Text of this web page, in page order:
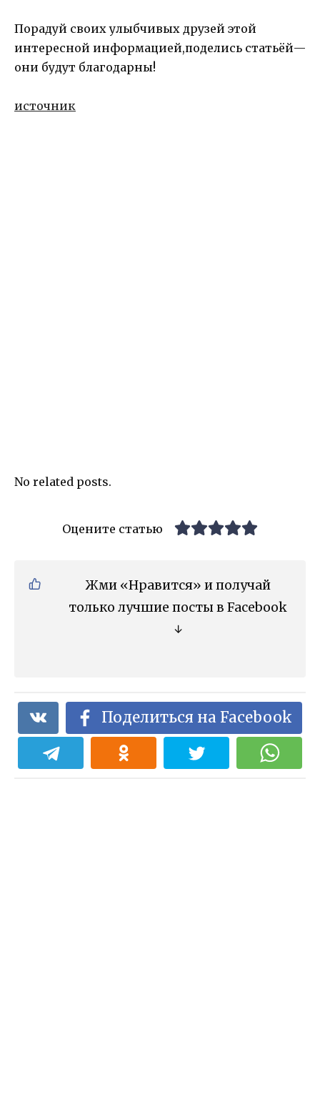
Порадуй своих улыбчивых друзей этой
интересной информацией,поделись статьёй—
они будут благодарны!
источник
No related posts.
Оцените статью
Жми «Нравится» и получай
только лучшие посты в Facebook
↓
Поделиться на Facebook